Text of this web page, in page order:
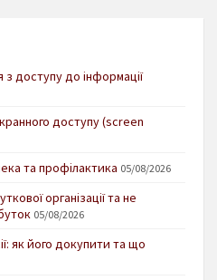
доступу до інформації
доступу (screen
та профілактика 05/08/2026
організації та не
05/08/2026
як його докупити та що